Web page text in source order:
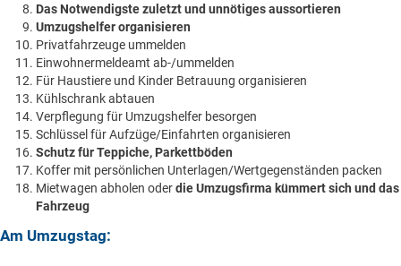
Das Notwendigste zuletzt und unnötiges aussortieren
Umzugshelfer organisieren
Privatfahrzeuge ummelden
Einwohnermeldeamt ab-/ummelden
Für Haustiere und Kinder Betrauung organisieren
Kühlschrank abtauen
Verpflegung für Umzugshelfer besorgen
Schlüssel für Aufzüge/Einfahrten organisieren
Schutz für Teppiche, Parkettböden
Koffer mit persönlichen Unterlagen/Wertgegenständen packen
Mietwagen abholen oderdie Umzugsfirma kümmert sich und das
Fahrzeug
Am Umzugstag: